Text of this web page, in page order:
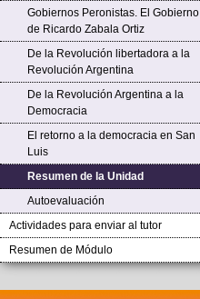
Gobiernos Peronistas. El Gobierno
de Ricardo Zabala Ortiz
De la Revolución libertadora a la
Revolución Argentina
De la Revolución Argentina a la
Democracia
El retorno a la democracia en San
Luis
Resumen de la Unidad
Autoevaluación
Actividades para enviar al tutor
Resumen de Módulo